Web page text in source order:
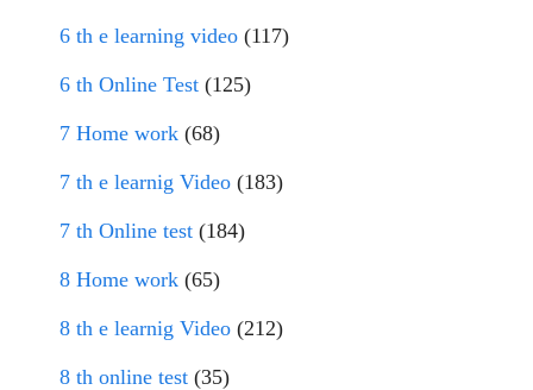
6 th e learning video (117)
6 th Online Test (125)
7 Home work (68)
7 th e learnig Video (183)
7 th Online test (184)
8 Home work (65)
8 th e learnig Video (212)
8 th online test (35)